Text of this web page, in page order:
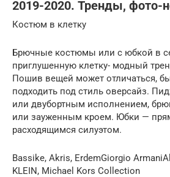
2019-2020. Тренды, фото-
Костюм в клетку
Брючные костюмы или с юбкой в
приглушенную клетку- модный
Пошив вещей может отличаться,
подходить под стиль оверсайз.
или двубортным исполнением,
или зауженным кроем. Юбки —
расходящимся силуэтом.
Bassike, Akris, ErdemGiorgio
KLEIN, Michael Kors Collection